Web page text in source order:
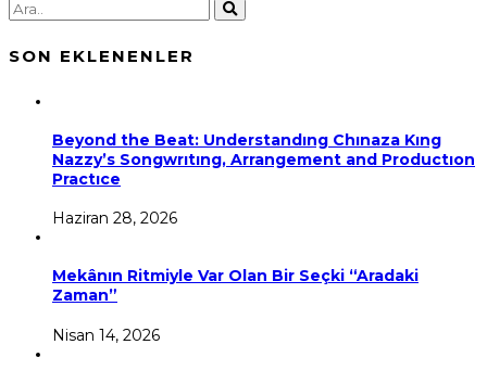
SON EKLENENLER
Beyond the Beat: Understandıng Chınaza Kıng
Nazzy’s Songwrıtıng, Arrangement and Productıon
Practıce
Haziran 28, 2026
Mekânın Ritmiyle Var Olan Bir Seçki “Aradaki
Zaman”
Nisan 14, 2026